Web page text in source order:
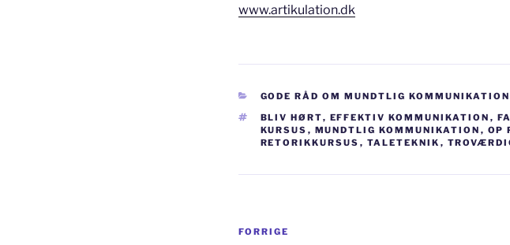
www.artikulation.dk
KATEGORIER
GODE RÅD OM MUNDTLIG KOMMUNIKATION
TAGS
BLIV HØRT, EFFEKTIV KOMMUNIKATION ,
KURSUS , MUNDTLIG KOMMUNIKATION , OP
RETORIKKURSUS , TALETEKNIK ,
Indlægsnavigation
Forrige
FORRIGE